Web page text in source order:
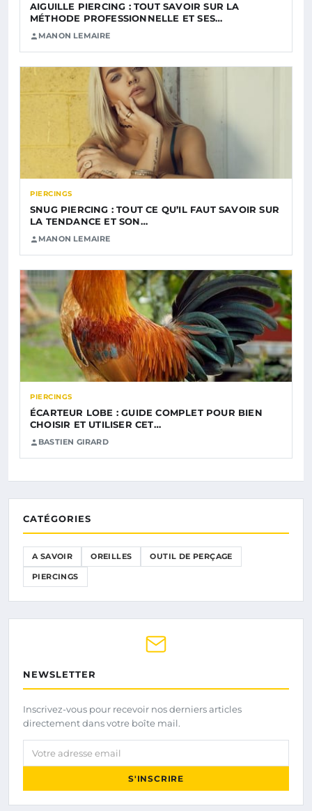
AIGUILLE PIERCING : TOUT SAVOIR SUR LA
MÉTHODE PROFESSIONNELLE ET SES…
MANON LEMAIRE
PIERCINGS
SNUG PIERCING : TOUT CE QU’IL FAUT SAVOIR SUR
LA TENDANCE ET SON…
MANON LEMAIRE
PIERCINGS
ÉCARTEUR LOBE : GUIDE COMPLET POUR BIEN
CHOISIR ET UTILISER CET…
BASTIEN GIRARD
CATÉGORIES
A SAVOIR OREILLES OUTIL DE PERÇAGE
PIERCINGS
NEWSLETTER
Inscrivez-vous pour recevoir nos derniers articles
directement dans votre boîte mail.
Votre adresse email
S'INSCRIRE